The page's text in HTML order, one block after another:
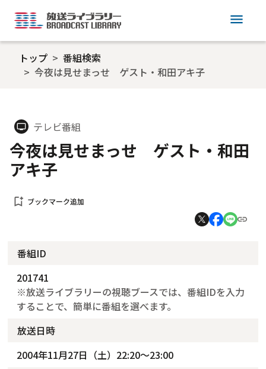
menu
トップ
番組検索
今夜は見せまっせ ゲスト・和田アキ子
tv テレビ番組
今夜は見せまっせ ゲスト・和田
アキ子
bookmark_add ブックマーク追加
番組ID
201741
※放送ライブラリーの視聴ブースでは、番組IDを入力
することで、簡単に番組を選べます。
放送日時
2004年11月27日（土）22:20～23:00